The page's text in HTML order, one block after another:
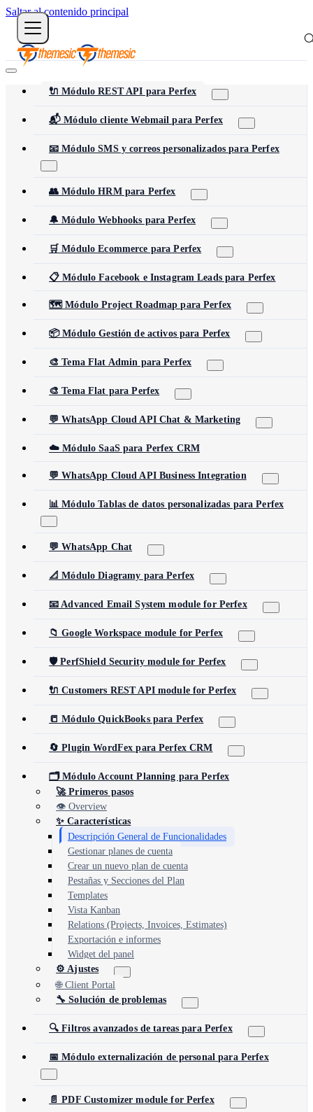
Saltar al contenido principal
🔌 Módulo REST API para Perfex
📬 Módulo cliente Webmail para Perfex
📧 Módulo SMS y correos personalizados para Perfex
👥 Módulo HRM para Perfex
🔔 Módulo Webhooks para Perfex
🛒 Módulo Ecommerce para Perfex
📋 Módulo Facebook e Instagram Leads para Perfex
🗺️ Módulo Project Roadmap para Perfex
📦 Módulo Gestión de activos para Perfex
🎨 Tema Flat Admin para Perfex
🎨 Tema Flat para Perfex
💬 WhatsApp Cloud API Chat & Marketing
☁️ Módulo SaaS para Perfex CRM
💬 WhatsApp Cloud API Business Integration
📊 Módulo Tablas de datos personalizadas para Perfex
💬 WhatsApp Chat
📐 Módulo Diagramy para Perfex
📧 Advanced Email System module for Perfex
📁 Google Workspace module for Perfex
🛡️ PerfShield Security module for Perfex
🔌 Customers REST API module for Perfex
📒 Módulo QuickBooks para Perfex
🔄 Plugin WordFex para Perfex CRM
🗂️ Módulo Account Planning para Perfex
🚀 Primeros pasos
👁️ Overview
✨ Características
Descripción General de Funcionalidades
Gestionar planes de cuenta
Crear un nuevo plan de cuenta
Pestañas y Secciones del Plan
Templates
Vista Kanban
Relations (Projects, Invoices, Estimates)
Exportación e informes
Widget del panel
⚙️ Ajustes
🌐 Client Portal
🔧 Solución de problemas
🔍 Filtros avanzados de tareas para Perfex
📅 Módulo externalización de personal para Perfex
📄 PDF Customizer module for Perfex